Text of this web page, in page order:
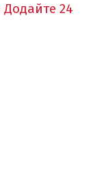
Додайте 24